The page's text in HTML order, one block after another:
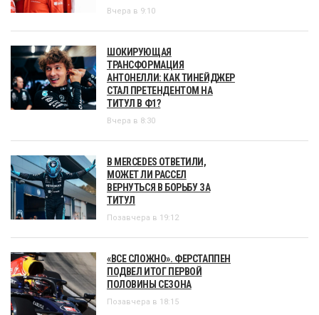
Вчера в 9:10
ШОКИРУЮЩАЯ
ТРАНСФОРМАЦИЯ
АНТОНЕЛЛИ: КАК ТИНЕЙДЖЕР
СТАЛ ПРЕТЕНДЕНТОМ НА
ТИТУЛ В Ф1?
Вчера в 8:30
В MERCEDES ОТВЕТИЛИ,
МОЖЕТ ЛИ РАССЕЛ
ВЕРНУТЬСЯ В БОРЬБУ ЗА
ТИТУЛ
Позавчера в 19:12
«ВСЕ СЛОЖНО». ФЕРСТАППЕН
ПОДВЕЛ ИТОГ ПЕРВОЙ
ПОЛОВИНЫ СЕЗОНА
Позавчера в 18:15